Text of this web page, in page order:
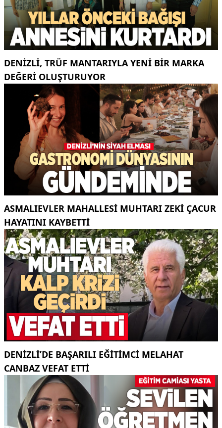
DENIZLI, TRÜF MANTARIYLA YENI BIR MARKA
DEĞERI OLUŞTURUYOR
ASMALIEVLER MAHALLESI MUHTARI ZEKI ÇACUR
HAYATINI KAYBETTI
DENIZLI’DE BAŞARILI EĞITIMCI MELAHAT
CANBAZ VEFAT ETTI